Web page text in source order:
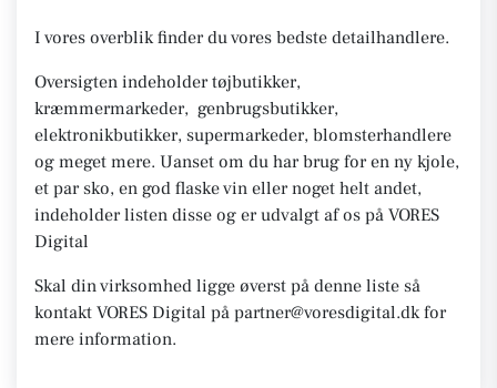
I vores overblik finder du vores bedste detailhandlere.
Oversigten indeholder tøjbutikker,
kræmmermarkeder, genbrugsbutikker,
elektronikbutikker, supermarkeder, blomsterhandlere
og meget mere. Uanset om du har brug for en ny kjole,
et par sko, en god flaske vin eller noget helt andet,
indeholder listen disse og er udvalgt af os på VORES
Digital
Skal din virksomhed ligge øverst på denne liste så
kontakt VORES Digital på partner@voresdigital.dk for
mere information.